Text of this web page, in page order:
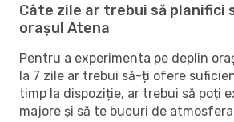
Câte zile ar trebui să planifici
orașul Atena
Pentru a experimenta pe deplin
la 7 zile ar trebui să-ți ofere
timp la dispoziție, ar trebui să poți
majore și să te bucuri de